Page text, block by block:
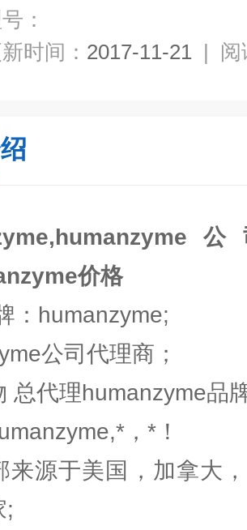
：
时间： 2017-11-21 | 阅
价格
：humanzyme;
公司代理商；
总代理humanzyme品
，*！
来源于美国，加拿大
;